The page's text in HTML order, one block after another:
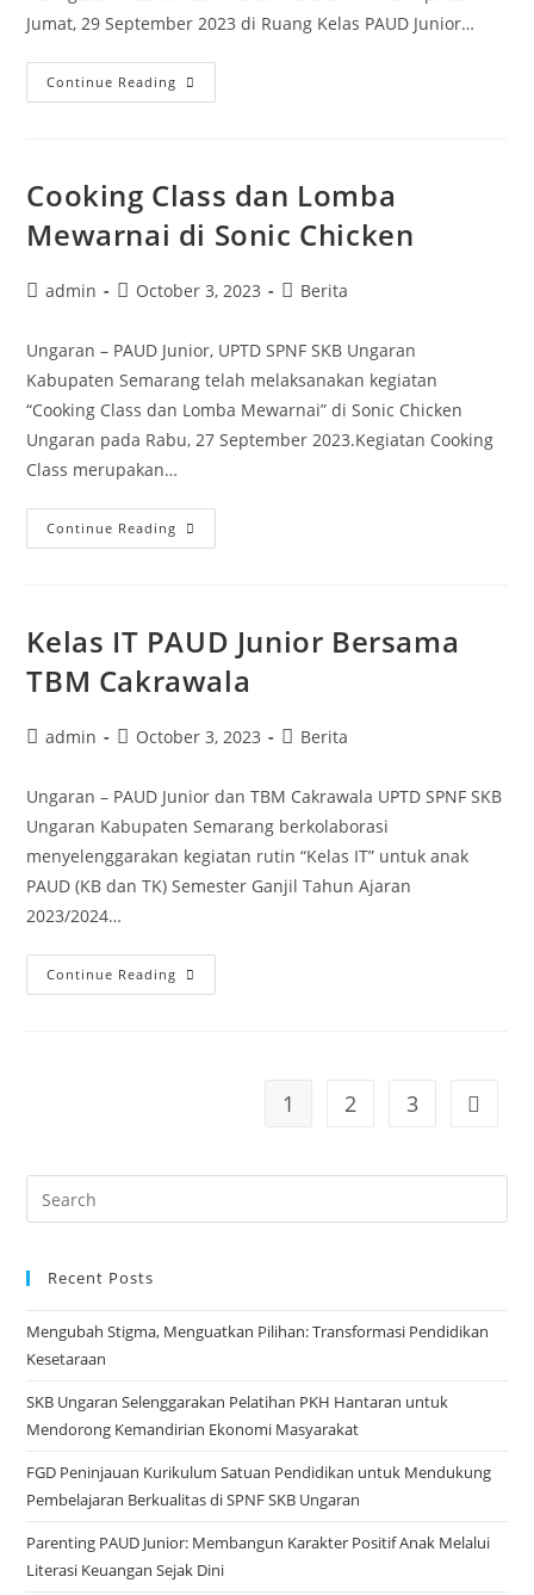
Jumat, 29 September 2023 di Ruang Kelas PAUD Junior…
Continue Reading
Junior
Peringati
Maulid
Muhammad
Cooking Class dan Lomba
Mewarnai di Sonic Chicken
Postadmin
PostOctober 3, 2023
PostBerita
Ungaran – PAUD Junior, UPTD SPNF SKB Ungaran
Kabupaten Semarang telah melaksanakan kegiatan
“Cooking Class dan Lomba Mewarnai” di Sonic Chicken
Ungaran pada Rabu, 27 September 2023.Kegiatan Cooking
Class merupakan…
Continue Reading
Class
Mewarnai
di
Chicken
Kelas IT PAUD Junior Bersama
TBM Cakrawala
Postadmin
PostOctober 3, 2023
PostBerita
Ungaran – PAUD Junior dan TBM Cakrawala UPTD SPNF SKB
Ungaran Kabupaten Semarang berkolaborasi
menyelenggarakan kegiatan rutin “Kelas IT” untuk anak
PAUD (KB dan TK) Semester Ganjil Tahun Ajaran
2023/2024…
Continue Reading
IT
1 2 3 Go to
Search
for:
Recent Posts
Mengubah Stigma, Menguatkan Pilihan: Transformasi Pendidikan
Kesetaraan
SKB Ungaran Selenggarakan Pelatihan PKH Hantaran untuk
Mendorong Kemandirian Ekonomi Masyarakat
FGD Peninjauan Kurikulum Satuan Pendidikan untuk Mendukung
Pembelajaran Berkualitas di SPNF SKB Ungaran
Parenting PAUD Junior: Membangun Karakter Positif Anak Melalui
Literasi Keuangan Sejak Dini